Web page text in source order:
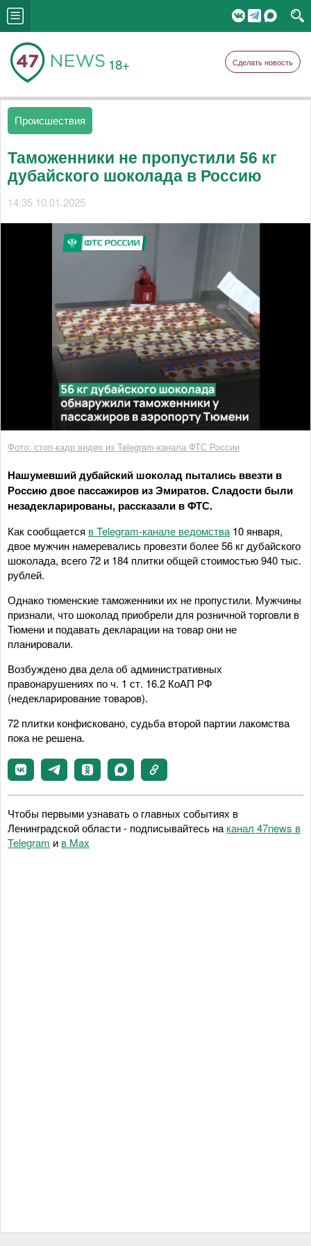
18+ Сделать новость
Происшествия
Таможенники не пропустили 56 кг
дубайского шоколада в Россию
14:35 10.01.2025
Фото: стоп-кадр видео из Telegram-канала ФТС России
Нашумевший дубайский шоколад пытались ввезти в
Россию двое пассажиров из Эмиратов. Сладости были
незадекларированы, рассказали в ФТС.
Как сообщается в Telegram-канале ведомства 10 января,
двое мужчин намеревались провезти более 56 кг дубайского
шоколада, всего 72 и 184 плитки общей стоимостью 940 тыс.
рублей.
Однако тюменские таможенники их не пропустили. Мужчины
признали, что шоколад приобрели для розничной торговли в
Тюмени и подавать декларации на товар они не
планировали.
Возбуждено два дела об административных
правонарушениях по ч. 1 ст. 16.2 КоАП РФ
(недекларирование товаров).
72 плитки конфисковано, судьба второй партии лакомства
пока не решена.
Чтобы первыми узнавать о главных событиях в
Ленинградской области - подписывайтесь на канал 47news в
Telegram и в Maх